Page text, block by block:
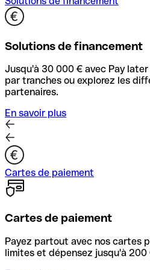
Solutions de financement
Jusqu'à 30 000 € avec Pay
par tranches ou explorez les
partenaires.
En savoir plus
Cartes de paiement
Cartes de paiement
Payez partout avec nos cartes
limites et dépensez jusqu'à